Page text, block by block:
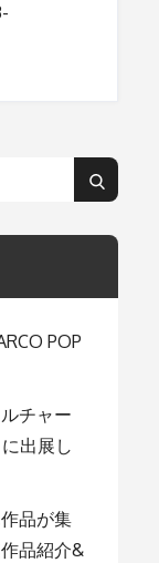
Search
POP
チャー
出展し
品が集
品紹介&